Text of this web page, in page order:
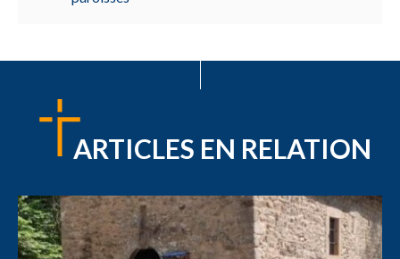
ARTICLES EN RELATION